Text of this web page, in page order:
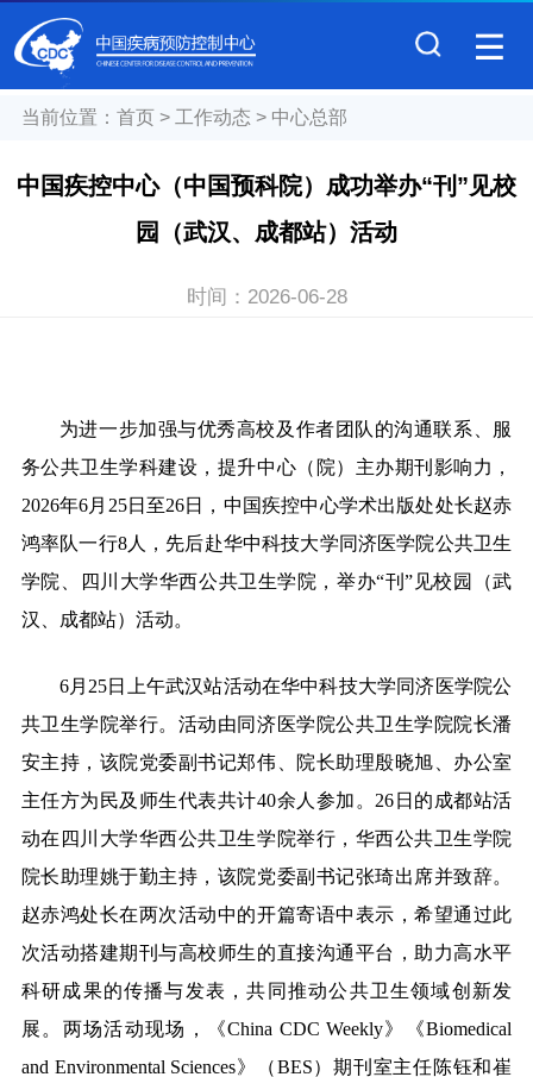
当前位置： 首页> 工作动态 > 中心总部
中国疾控中心（中国预科院）成功举办“刊”见校
园（武汉、成都站）活动
时间： 2026-06-28
为进一步加强与优秀高校及作者团队的沟通联系、服
务公共卫生学科建设，提升中心（院）主办期刊影响力，
2026年6月25日至26日，中国疾控中心学术出版处处长赵赤
鸿率队一行8人，先后赴华中科技大学同济医学院公共卫生
学院、四川大学华西公共卫生学院，举办“刊”见校园（武
汉、成都站）活动。
6月25日上午武汉站活动在华中科技大学同济医学院公
共卫生学院举行。活动由同济医学院公共卫生学院院长潘
安主持，该院党委副书记郑伟、院长助理殷晓旭、办公室
主任方为民及师生代表共计40余人参加。26日的成都站活
动在四川大学华西公共卫生学院举行，华西公共卫生学院
院长助理姚于勤主持，该院党委副书记张琦出席并致辞。
赵赤鸿处长在两次活动中的开篇寄语中表示，希望通过此
次活动搭建期刊与高校师生的直接沟通平台，助力高水平
科研成果的传播与发表，共同推动公共卫生领域创新发
展。两场活动现场，《China CDC Weekly》《Biomedical
and Environmental Sciences》（BES）期刊室主任陈钰和崔